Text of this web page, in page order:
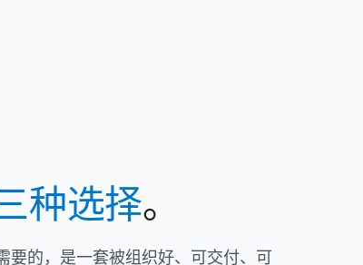
种选择。
的，是一套被组织好、可交付、可